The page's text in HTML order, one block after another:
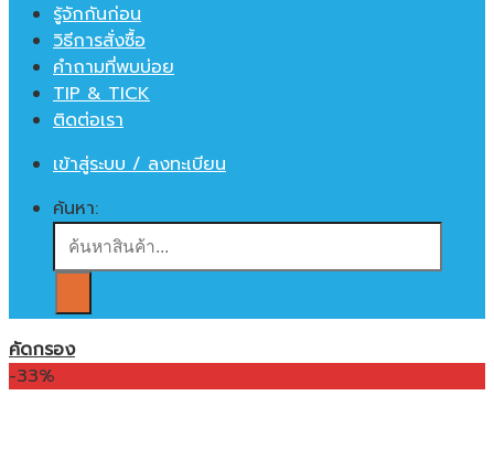
รู้จักกันก่อน
วิธีการสั่งซื้อ
คำถามที่พบบ่อย
TIP & TICK
ติดต่อเรา
เข้าสู่ระบบ / ลงทะเบียน
ค้นหา:
คัดกรอง
-33%